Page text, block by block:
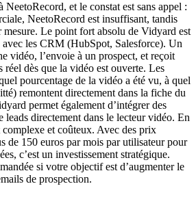
NeetoRecord, et le constat est sans appel :
NeetoRecord est insuffisant, tandis
Le point fort absolu de Vidyard est
les CRM (HubSpot, Salesforce). Un
vidéo, l’envoie à un prospect, et reçoit
dès que la vidéo est ouverte. Les
pourcentage de la vidéo a été vu, à quel
remontent directement dans la fiche du
permet également d’intégrer des
leads directement dans le lecteur vidéo. En
et coûteux. Avec des prix
de 150 euros par mois par utilisateur pour
c’est un investissement stratégique.
si votre objectif est d’augmenter le
de prospection.